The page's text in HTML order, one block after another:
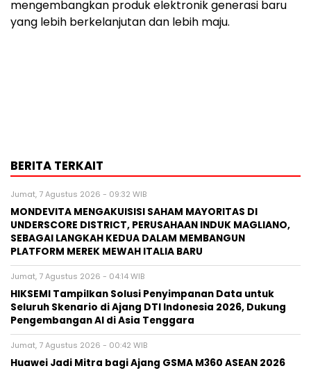
mengembangkan produk elektronik generasi baru
yang lebih berkelanjutan dan lebih maju.
BERITA TERKAIT
Jumat, 7 Agustus 2026 - 09:32 WIB
MONDEVITA MENGAKUISISI SAHAM MAYORITAS DI
UNDERSCORE DISTRICT, PERUSAHAAN INDUK MAGLIANO,
SEBAGAI LANGKAH KEDUA DALAM MEMBANGUN
PLATFORM MEREK MEWAH ITALIA BARU
Jumat, 7 Agustus 2026 - 04:14 WIB
HIKSEMI Tampilkan Solusi Penyimpanan Data untuk
Seluruh Skenario di Ajang DTI Indonesia 2026, Dukung
Pengembangan AI di Asia Tenggara
Jumat, 7 Agustus 2026 - 00:42 WIB
Huawei Jadi Mitra bagi Ajang GSMA M360 ASEAN 2026